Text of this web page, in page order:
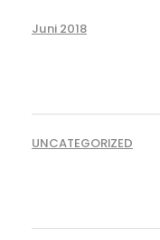
Juni 2018
UNCATEGORIZED